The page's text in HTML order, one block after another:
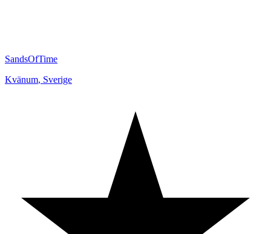
SandsOfTime
Kvänum, Sverige